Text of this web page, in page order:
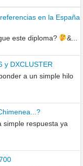
en la España
este diploma?
&...
y DXCLUSTER
a un simple hilo
simple respuesta ya